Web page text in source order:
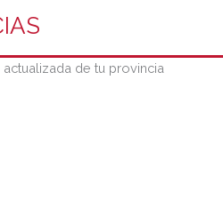
de tu provincia